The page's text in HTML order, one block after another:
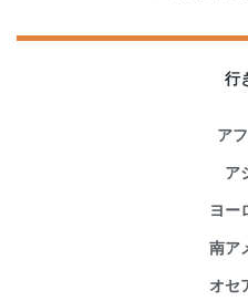
行
ア
ア
ヨー
南ア
オセ